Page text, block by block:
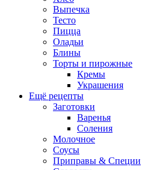
Выпечка
Тесто
Пицца
Оладьи
Блины
Торты и пирожные
Кремы
Украшения
Ещё рецепты
Заготовки
Варенья
Соления
Молочное
Соусы
Приправы & Специи